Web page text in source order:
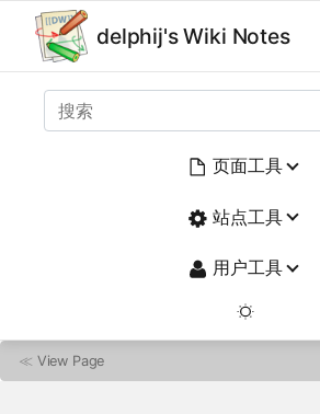
delphij's Wiki Notes
页面工具
站点工具
用户工具
≪ View Page